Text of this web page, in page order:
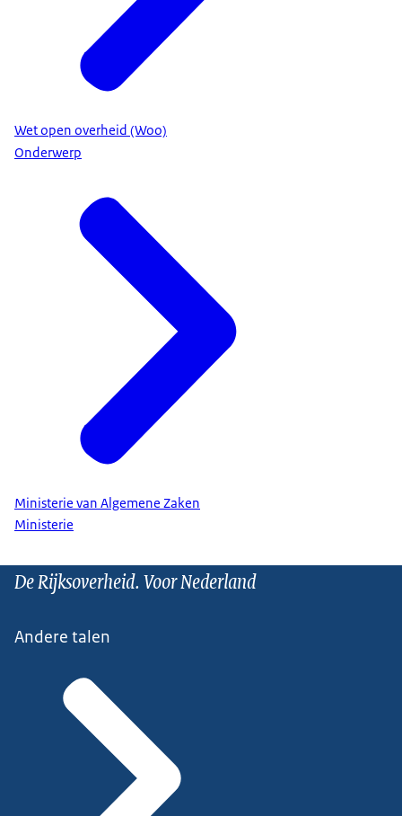
Wet open overheid (Woo)
Onderwerp
Ministerie van Algemene Zaken
Ministerie
De Rijksoverheid. Voor Nederland
Andere talen